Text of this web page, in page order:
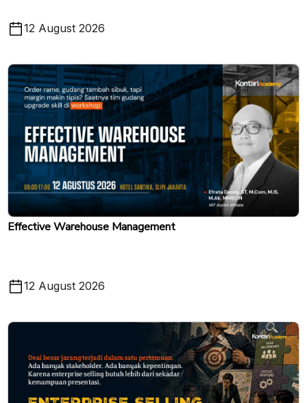
12 August 2026
Effective Warehouse Management
12 August 2026